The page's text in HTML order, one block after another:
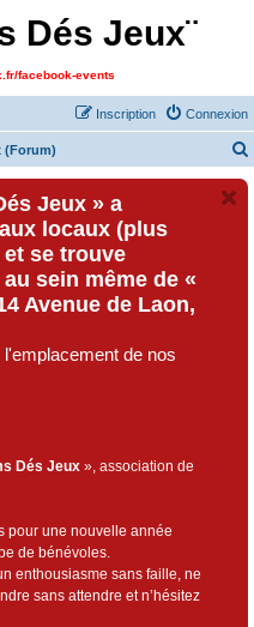
Dés Jeux¨
facebook-events
Connexion
Inscription
(Forum)
Jeux » a
locaux (plus
se trouve
sein même de «
Avenue de Laon,
de nos
Dés Jeux », association de
pour une nouvelle année
de bénévoles.
enthousiasme sans faille, ne
sans attendre et n’hésitez